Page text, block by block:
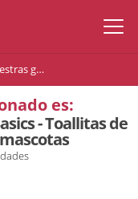
- Toallitas de entrenamiento para mascotas
es:
- Toallitas de